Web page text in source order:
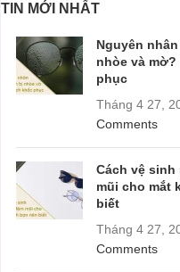
TIN MỚI NHẤT
Nguyên
nhòe và mờ?
phục
Tháng 4 27,
Comments
Cách vệ sinh
mũi cho mắt
biết
Tháng 4 27,
Comments